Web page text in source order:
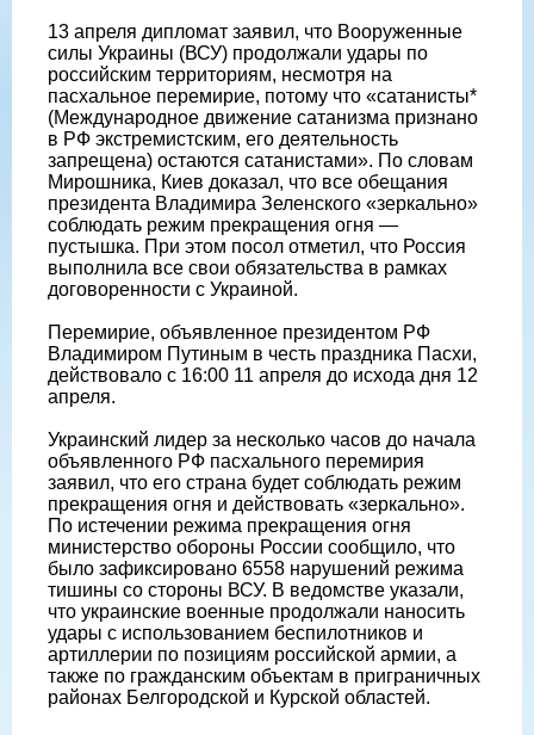
13 апреля дипломат заявил, что Вооруженные
силы Украины (ВСУ) продолжали удары по
российским территориям, несмотря на
пасхальное перемирие, потому что «сатанисты*
(Международное движение сатанизма признано
в РФ экстремистским, его деятельность
запрещена) остаются сатанистами». По словам
Мирошника, Киев доказал, что все обещания
президента Владимира Зеленского «зеркально»
соблюдать режим прекращения огня —
пустышка. При этом посол отметил, что Россия
выполнила все свои обязательства в рамках
договоренности с Украиной.
Перемирие, объявленное президентом РФ
Владимиром Путиным в честь праздника Пасхи,
действовало с 16:00 11 апреля до исхода дня 12
апреля.
Украинский лидер за несколько часов до начала
объявленного РФ пасхального перемирия
заявил, что его страна будет соблюдать режим
прекращения огня и действовать «зеркально».
По истечении режима прекращения огня
министерство обороны России сообщило, что
было зафиксировано 6558 нарушений режима
тишины со стороны ВСУ. В ведомстве указали,
что украинские военные продолжали наносить
удары с использованием беспилотников и
артиллерии по позициям российской армии, а
также по гражданским объектам в приграничных
районах Белгородской и Курской областей.